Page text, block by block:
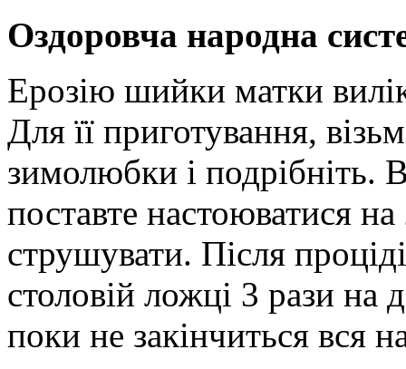
Оздоровча народна
Ерозію шийки матки
Для її приготування,
зимолюбки і подрібніть.
поставте настоюватися
струшувати. Після
столовій ложці 3 рази на
поки не закінчиться вся